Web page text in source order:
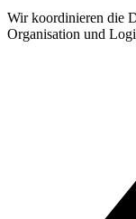
Wir koordinieren die
Organisation und